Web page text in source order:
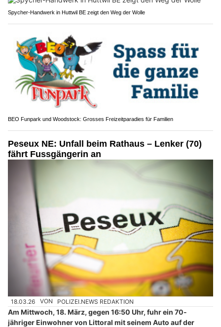
Spycher-Handwerk in Huttwil BE zeigt den Weg der Wolle
BEO Funpark und Woodstock: Grosses Freizeitparadies für Familien
Peseux NE: Unfall beim Rathaus – Lenker (70)
fährt Fussgängerin an
18.03.26 VON POLIZEI.NEWS REDAKTION
Am Mittwoch, 18. März, gegen 16:50 Uhr, fuhr ein 70-
jähriger Einwohner von Littoral mit seinem Auto auf der